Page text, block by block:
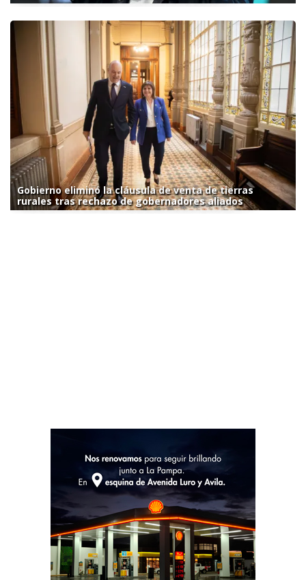
Gobierno eliminó la cláusula de venta de tierras
rurales tras rechazo de gobernadores aliados